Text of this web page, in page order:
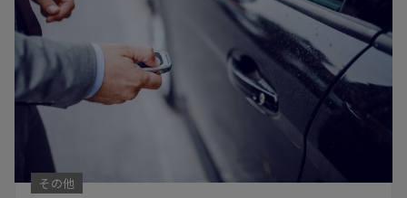
その他